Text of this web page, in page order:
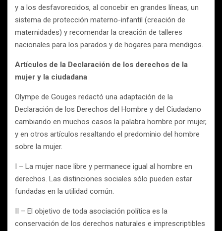
y a los desfavorecidos, al concebir en grandes líneas, un
sistema de protección materno-infantil (creación de
maternidades) y recomendar la creación de talleres
nacionales para los parados y de hogares para mendigos.
Artículos de la Declaración de los derechos de la
mujer y la ciudadana
Olympe de Gouges redactó una adaptación de la
Declaración de los Derechos del Hombre y del Ciudadano
cambiando en muchos casos la palabra hombre por mujer,
y en otros artículos resaltando el predominio del hombre
sobre la mujer.
I – La mujer nace libre y permanece igual al hombre en
derechos. Las distinciones sociales sólo pueden estar
fundadas en la utilidad común.
II – El objetivo de toda asociación política es la
conservación de los derechos naturales e imprescriptibles